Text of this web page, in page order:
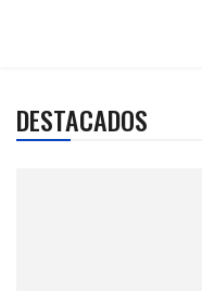
DESTACADOS